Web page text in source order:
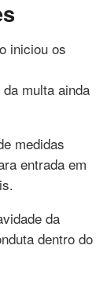
iniciou os
multa ainda
medidas
entrada em
da
dentro do